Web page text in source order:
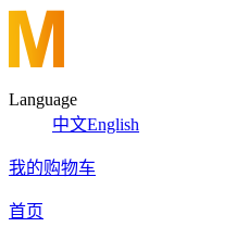
Language
中文English
我的购物车
首页